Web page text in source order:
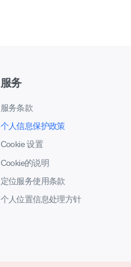
服务
服务条款
个人信息保护政策
Cookie 设置
Cookie的说明
定位服务使用条款
个人位置信息处理方针